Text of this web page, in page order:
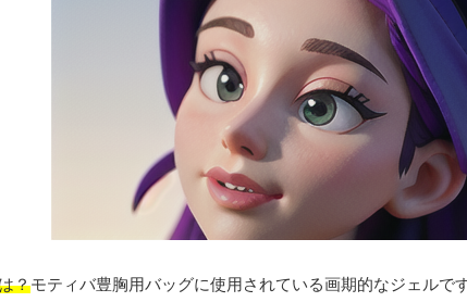
？モティバ豊胸用バッグに使用されている画期的なジェル